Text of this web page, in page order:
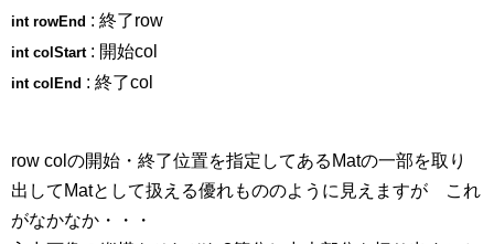
int rowEnd : 終了row
int colStart: 開始col
int colEnd : 終了col
row colの開始・終了位置を指定してあるMatの一部を取り
出してMatとして扱える優れもののように見えますが これ
がなかなか・・・